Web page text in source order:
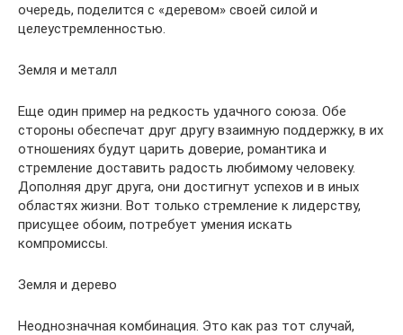
очередь, поделится с «деревом» своей силой и
целеустремленностью.
Земля и металл
Еще один пример на редкость удачного союза. Обе
стороны обеспечат друг другу взаимную поддержку, в их
отношениях будут царить доверие, романтика и
стремление доставить радость любимому человеку.
Дополняя друг друга, они достигнут успехов и в иных
областях жизни. Вот только стремление к лидерству,
присущее обоим, потребует умения искать
компромиссы.
Земля и дерево
Неоднозначная комбинация. Это как раз тот случай,